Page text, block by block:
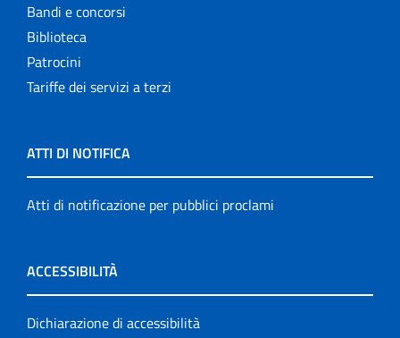
Bandi e concorsi
Biblioteca
Patrocini
Tariffe dei servizi a terzi
ATTI DI NOTIFICA
Atti di notificazione per pubblici proclami
ACCESSIBILITÀ
Dichiarazione di accessibilità